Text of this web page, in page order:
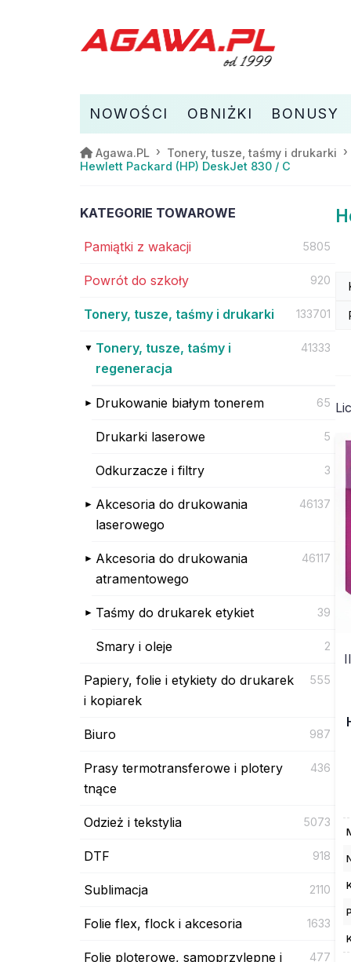
NOWOŚCI OBNIŻKI BONUSY
Agawa.PL
Tonery, tusze, taśmy i drukarki
Hewlett Packard (HP) DeskJet 830 / C
KATEGORIE TOWAROWE
Pamiątki z wakacji 5805
Powrót do szkoły 920
Tonery, tusze, taśmy i drukarki 133701
Tonery, tusze, taśmy i
regeneracja
41333
Drukowanie białym tonerem 65
Drukarki laserowe 5
Odkurzacze i filtry 3
Akcesoria do drukowania
laserowego
46137
Akcesoria do drukowania
atramentowego
46117
Taśmy do drukarek etykiet 39
Smary i oleje 2
Papiery, folie i etykiety do drukarek
i kopiarek
555
Biuro 987
Prasy termotransferowe i plotery
tnące
436
Odzież i tekstylia 5073
DTF 918
Sublimacja 2110
Folie flex, flock i akcesoria 1633
Folie ploterowe, samoprzylepne i
477